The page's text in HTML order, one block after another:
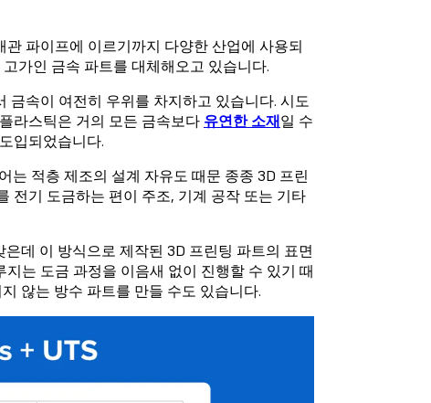
파이프에 이르기까지 다양한 산업에 사용되
가인 금속 파트를 대체해오고 있습니다.
속이 여전히 우위를 차지하고 있습니다. 시도
라스틱은 거의 모든 금속보다 유연한 소재일 수
입되었습니다.
는 적층 제조의 설계 자유도 때문 종종 3D 프린
전기 도금하는 편이 주조, 기계 공작 또는 기타
데 이 방식으로 제작된 3D 프린팅 파트의 표면
는 도금 과정을 이음새 없이 진행할 수 있기 때
않는 방수 파트를 만들 수도 있습니다.